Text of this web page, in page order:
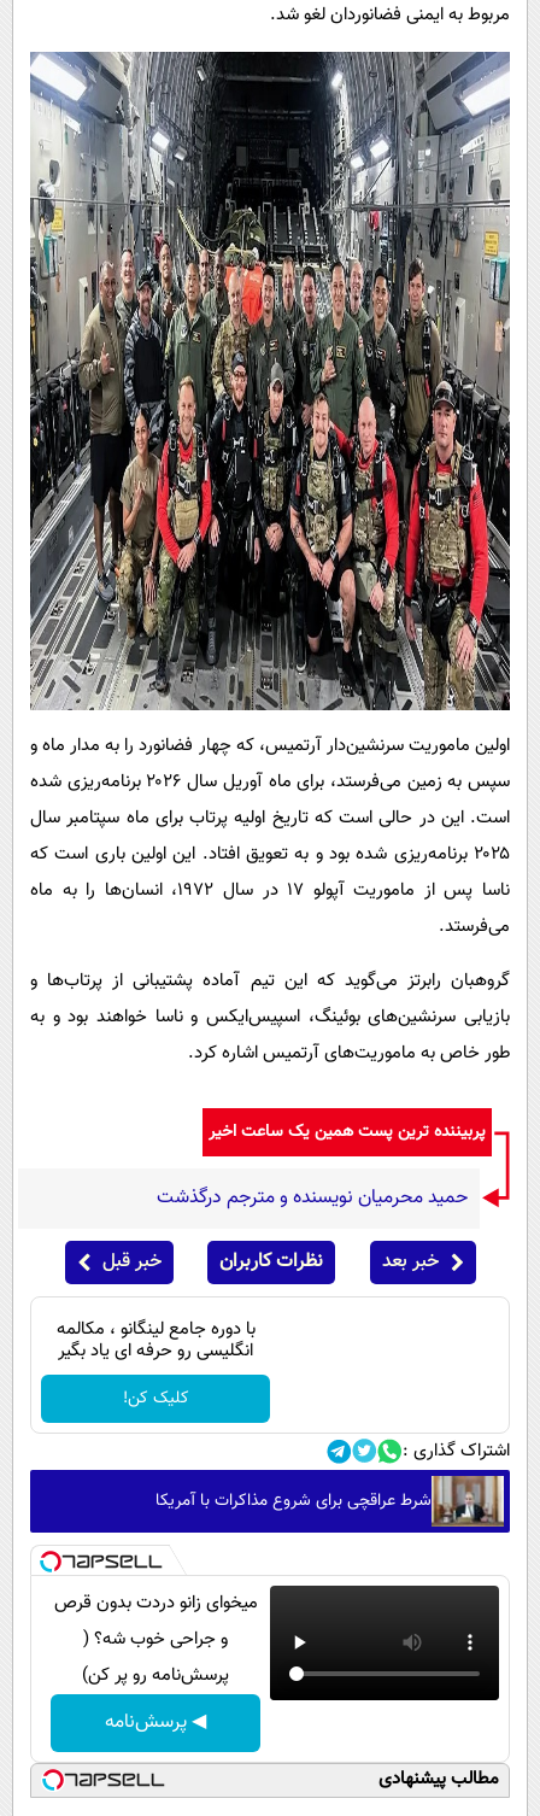
مربوط به ایمنی فضانوردان لغو شد.
اولین ماموریت سرنشین‌دار آرتمیس، که چهار فضانورد را به مدار ماه و
سپس به زمین می‌فرستد، برای ماه آوریل سال ۲۰۲۶ برنامه‌ریزی شده
است. این در حالی است که تاریخ اولیه پرتاب برای ماه سپتامبر سال
۲۰۲۵ برنامه‌ریزی شده بود و به تعویق افتاد. این اولین باری است که
ناسا پس از ماموریت آپولو ۱۷ در سال ۱۹۷۲، انسان‌ها را به ماه
می‌فرستد.
گروهبان رابرتز می‌گوید که این تیم آماده پشتیبانی از پرتاب‌ها و
بازیابی سرنشین‌های بوئینگ، اسپیس‌ایکس و ناسا خواهند بود و به
طور خاص به ماموریت‌های آرتمیس اشاره کرد.
پربیننده ترین پست همین یک ساعت اخیر
حمید محرمیان نویسنده و مترجم درگذشت
خبر بعد نظرات کاربران خبر قبل
با دوره جامع لینگانو ، مکالمه
انگلیسی رو حرفه ای یاد بگیر
کلیک کن!
اشتراک گذاری :
شرط عراقچی برای شروع مذاکرات با آمریکا
میخوای زانو دردت بدون قرص
و جراحی خوب شه؟ (
پرسش‌نامه رو پر کن)
◀ پرسش‌نامه
مطالب پیشنهادی